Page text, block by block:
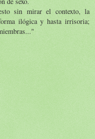
sin mirar el contexto, la
ilógica y hasta irrisoria;